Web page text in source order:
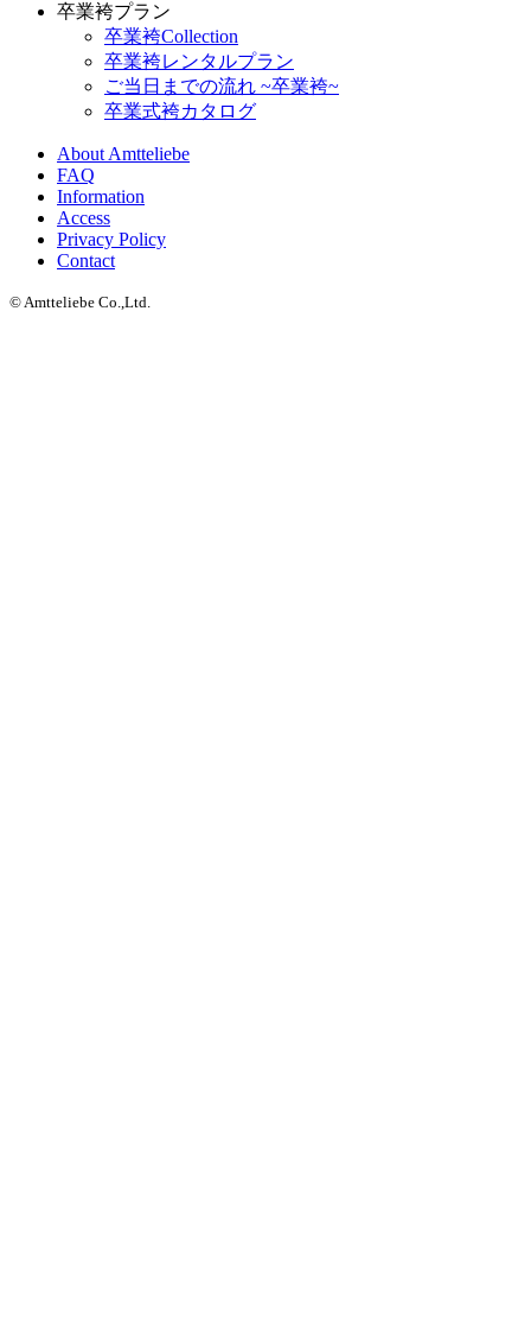
卒業袴プラン
卒業袴Collection
卒業袴レンタルプラン
ご当日までの流れ ~卒業袴~
卒業式袴カタログ
About Amtteliebe
FAQ
Information
Access
Privacy Policy
Contact
© Amtteliebe Co.,Ltd.